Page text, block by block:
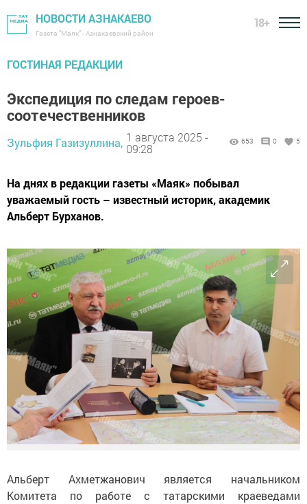
НОВОСТИ АЗНАКАЕВО
Газета "Маяк" - Азнакаевский район
18+
ГОСТИНАЯ РЕДАКЦИИ
Экспедиция по следам героев-
соотечественников
Зульфия Газизуллина, 1 августа 2025 -
09:28
653 0 5
На днях в редакции газеты «Маяк» побывал
уважаемый гость – известный историк, академик
Альберт Бурханов.
Альберт Ахметжанович является начальником
Комитета по работе с татарскими краеведами